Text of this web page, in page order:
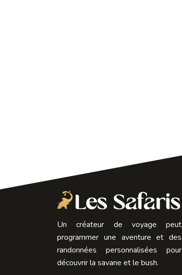
Un créateur de voyage peut
programmer une aventure et des
randonnées personnalisées pour
découvrir la savane et le bush.